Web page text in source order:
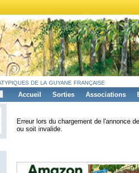
de la guyane française
Accueil Sorties Associations
Erreur lors du chargement de l'annonce
ou soit invalide.